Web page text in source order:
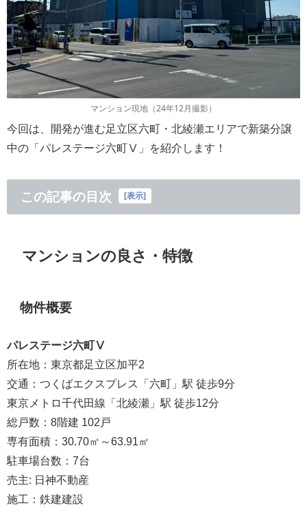
マンション現地（24年12月撮影）
今回は、開発が進む足立区六町・北綾瀬エリアで新築分譲
中の「パレステージ六町Ⅴ」を紹介します！
この記事の目次 表示
マンションの良さ・特徴
物件概要
パレステージ六町Ⅴ
所在地：東京都足立区加平2
交通：つくばエクスプレス「六町」駅 徒歩9分
東京メトロ千代田線「北綾瀬」駅 徒歩12分
総戸数：8階建 102戸
専有面積：30.70㎡～63.91㎡
駐車場台数：7台
売主: 日神不動産
施工：鉄建建設